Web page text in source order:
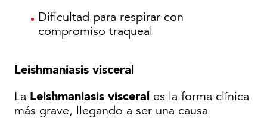
Dificultad para respirar con
compromiso traqueal
Leishmaniasis visceral
La Leishmaniasis visceral es la forma clínica
más grave, llegando a ser una causa